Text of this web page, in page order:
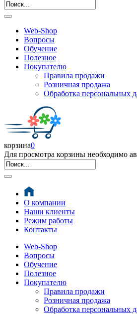
Web-Shop
Вопросы
Обучение
Полезное
Покупателю
Правила продажи
Розничная продажа
Обработка персональных
корзина0
Для просмотра корзины необходимо
О компании
Наши клиенты
Режим работы
Контакты
Web-Shop
Вопросы
Обучение
Полезное
Покупателю
Правила продажи
Розничная продажа
Обработка персональных